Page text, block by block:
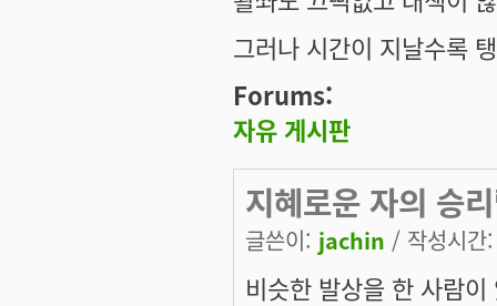
그러나 시간이 지날수록
Forums:
자유 게시판
지혜로운 자의 승
글쓴이: jachin / 작성시
비슷한 발상을 한 사람